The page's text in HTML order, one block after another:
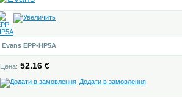
Evans EPP-HP5A
Цена: 52.16 €
Додати в замовлення